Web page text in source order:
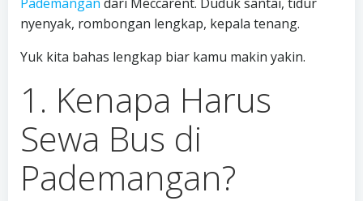
nyenyak, rombongan lengkap, kepala tenang.
Yuk kita bahas lengkap biar kamu makin yakin.
1. Kenapa Harus
Sewa Bus di
Pademangan?